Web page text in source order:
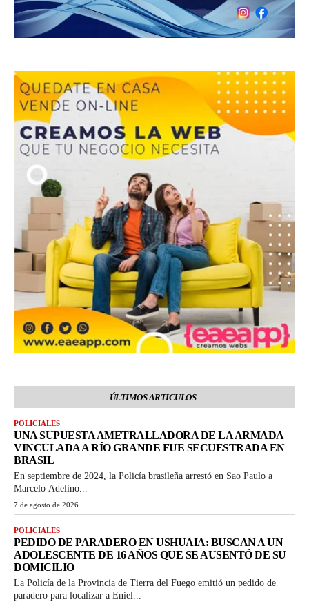
ÚLTIMOS ARTICULOS
POLICIALES
UNA SUPUESTA AMETRALLADORA DE LA ARMADA
VINCULADA A RÍO GRANDE FUE SECUESTRADA EN
BRASIL
En septiembre de 2024, la Policía brasileña arrestó en Sao Paulo a
Marcelo Adelino...
7 de agosto de 2026
POLICIALES
PEDIDO DE PARADERO EN USHUAIA: BUSCAN A UN
ADOLESCENTE DE 16 AÑOS QUE SE AUSENTÓ DE SU
DOMICILIO
La Policía de la Provincia de Tierra del Fuego emitió un pedido de
paradero para localizar a Eniel...